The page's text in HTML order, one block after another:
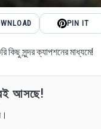
PIN IT
সুন্দর ক্যাপশনের মাধ্যমে!
আসছে!